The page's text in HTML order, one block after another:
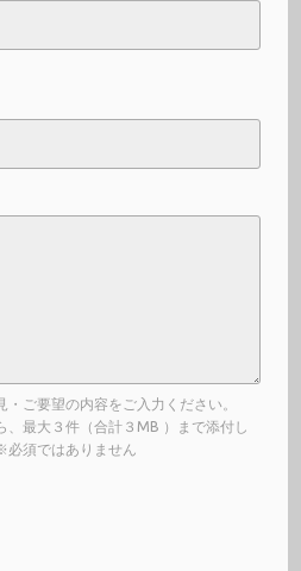
ご要望の内容をご入力ください。
、最大３件（合計３MB ）まで添付し
必須ではありません